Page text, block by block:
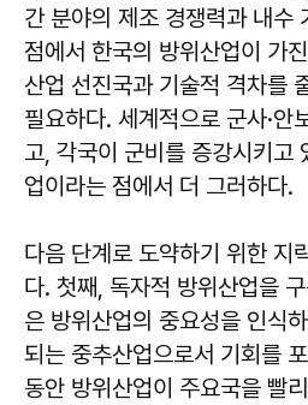
간 분야의 제조 경쟁력과 내수
점에서 한국의 방위산업이 가
산업 선진국과 기술적 격차를
필요하다. 세계적으로 군사·안
고, 각국이 군비를 증강시키고
업이라는 점에서 더 그러하다.
다음 단계로 도약하기 위한 지
다. 첫째, 독자적 방위산업을
은 방위산업의 중요성을 인식
되는 중추산업으로서 기회를
동안 방위산업이 주요국을 빨